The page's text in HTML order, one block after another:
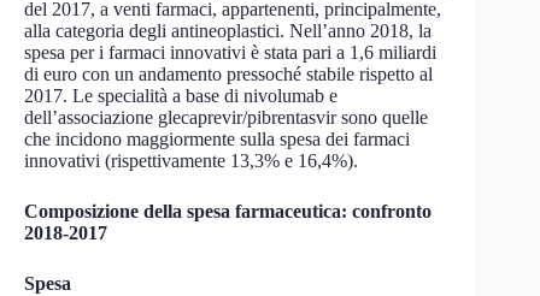
del 2017, a venti farmaci, appartenenti, principalmente,
alla categoria degli antineoplastici. Nell’anno 2018, la
spesa per i farmaci innovativi è stata pari a 1,6 miliardi
di euro con un andamento pressoché stabile rispetto al
2017. Le specialità a base di nivolumab e
dell’associazione glecaprevir/pibrentasvir sono quelle
che incidono maggiormente sulla spesa dei farmaci
innovativi (rispettivamente 13,3% e 16,4%).
Composizione della spesa farmaceutica: confronto
2018-2017
Spesa